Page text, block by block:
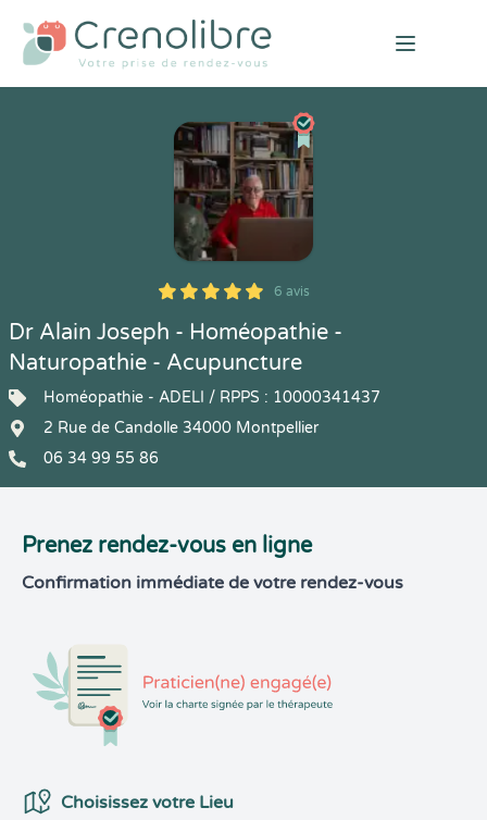
Open
5
1
5
6 6 avis
Dr Alain Joseph - Homéopathie -
Naturopathie - Acupuncture
Homéopathie - ADELI / RPPS : 10000341437
2 Rue de Candolle 34000 Montpellier
06 34 99 55 86
Prenez rendez-vous en ligne
Confirmation immédiate de votre rendez-vous
Choix du Lieux
Choisissez votre Lieu